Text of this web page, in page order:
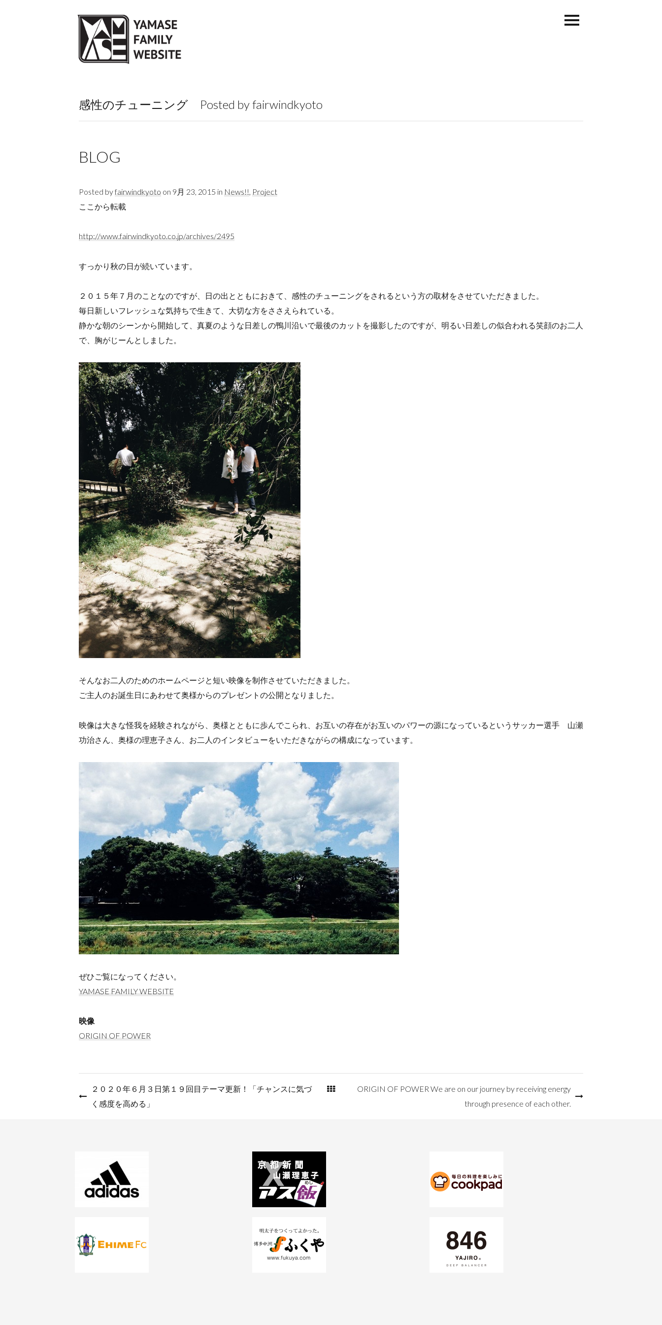
感性のチューニング Posted by fairwindkyoto
BLOG
Posted byfairwindkyoto on 9月 23, 2015 in News!!, Project
ここから転載
http://www.fairwindkyoto.co.jp/archives/2495
すっかり秋の日が続いています。
２０１５年７月のことなのですが、日の出とともにおきて、感性のチューニングをされるという方の取材をさせていただきました。
毎日新しいフレッシュな気持ちで生きて、大切な方をささえられている。
静かな朝のシーンから開始して、真夏のような日差しの鴨川沿いで最後のカットを撮影したのですが、明るい日差しの似合われる笑顔のお二人
で、胸がじーんとしました。
そんなお二人のためのホームページと短い映像を制作させていただきました。
ご主人のお誕生日にあわせて奥様からのプレゼントの公開となりました。
映像は大きな怪我を経験されながら、奥様とともに歩んでこられ、お互いの存在がお互いのパワーの源になっているというサッカー選手 山瀬
功治さん、奥様の理恵子さん、お二人のインタビューをいただきながらの構成になっています。
ぜひご覧になってください。
YAMASE FAMILY WEBSITE
映像
ORIGIN OF POWER
稿
シ
ORIGIN OF POWER We are on our journey by receiving energy
through presence of each other.
２０２０年６月３日第１９回目テーマ更新！「チャンスに気づ
く感度を高める」